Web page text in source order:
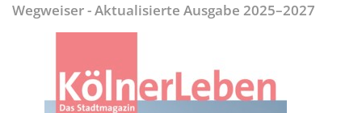
Wegweiser - Aktualisierte Ausgabe 2025–2027